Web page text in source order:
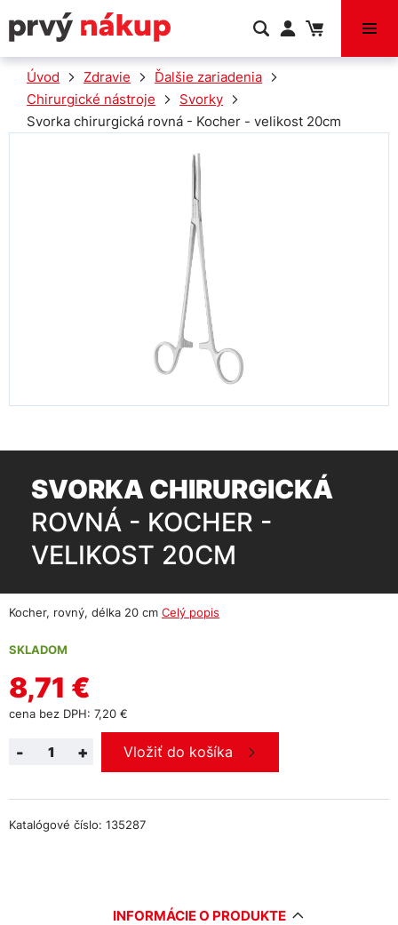
VÝPREDAJ
Úvod Zdravie
Ďalšie zariadenia
Chirurgické nástroje
Svorky
Svorka chirurgická rovná - Kocher - velikost 20cm
SVORKA CHIRURGICKÁ
ROVNÁ - KOCHER -
VELIKOST 20CM
Kocher, rovný, délka 20 cm Celý popis
SKLADOM
8,71 €
cena bez DPH: 7,20 €
+
- Vložiť do košíka
Katalógové číslo: 135287
INFORMÁCIE O PRODUKTE